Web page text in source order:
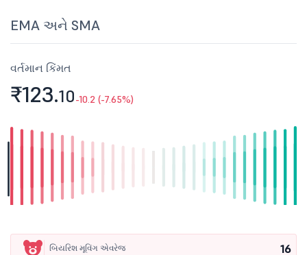
EMA અને SMA
વર્તમાન કિંમત
₹123.10-10.2 (-7.65%)
બિયરિશ મૂવિંગ એવરેજ 16